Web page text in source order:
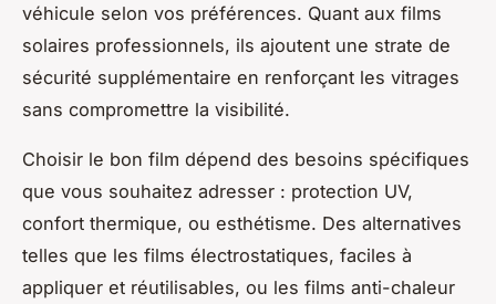
véhicule selon vos préférences. Quant aux films
solaires professionnels, ils ajoutent une strate de
sécurité supplémentaire en renforçant les vitrages
sans compromettre la visibilité.
Choisir le bon film dépend des besoins spécifiques
que vous souhaitez adresser : protection UV,
confort thermique, ou esthétisme. Des alternatives
telles que les films électrostatiques, faciles à
appliquer et réutilisables, ou les films anti-chaleur